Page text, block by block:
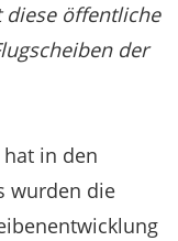
diese öffentliche
der
hat in den
wurden die